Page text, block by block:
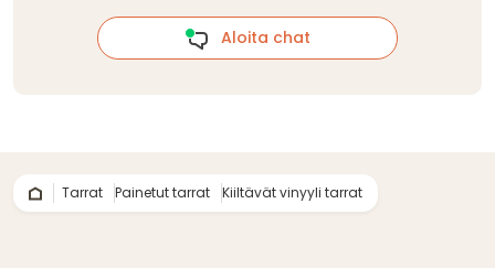
Aloita chat
Tarrat Painetut tarrat Kiiltävät vinyyli tarrat